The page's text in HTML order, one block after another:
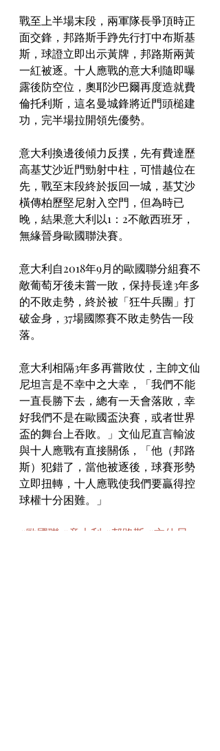
戰至上半場末段，兩軍隊長爭頂時正
面交鋒，邦路斯手踭先行打中布斯基
斯，球證立即出示黃牌，邦路斯兩黃
一紅被逐。十人應戰的意大利隨即曝
露後防空位，奧耶沙巴爾再度造就費
倫托利斯，這名曼城鋒將近門頭槌建
功，完半場拉開領先優勢。
意大利換邊後傾力反撲，先有費達歷
高基艾沙近門勁射中柱，可惜越位在
先，戰至末段終於扳回一城，基艾沙
橫傳柏歷堅尼射入空門，但為時已
晚，結果意大利以1：2不敵西班牙，
無緣晉身歐國聯決賽。
意大利自2018年9月的歐國聯分組賽不
敵葡萄牙後未嘗一敗，保持長達3年多
的不敗走勢，終於被「狂牛兵團」打
破金身，37場國際賽不敗走勢告一段
落。
意大利相隔3年多再嘗敗仗，主帥文仙
尼坦言是不幸中之大幸，「我們不能
一直長勝下去，總有一天會落敗，幸
好我們不是在歐國盃決賽，或者世界
盃的舞台上吞敗。」文仙尼直言輸波
與十人應戰有直接關係，「他（邦路
斯）犯錯了，當他被逐後，球賽形勢
立即扭轉，十人應戰使我們要贏得控
球權十分困難。」
#歐國聯 #意大利 #邦路斯 #文仙尼